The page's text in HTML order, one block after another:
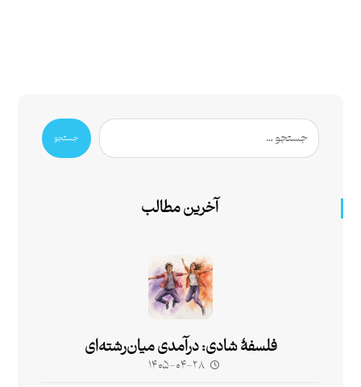
جستجو
آخرین مطالب
فلسفۀ شادی: درآمدی میان‌رشته‌ای
۱۴۰۵-۰۴-۲۸